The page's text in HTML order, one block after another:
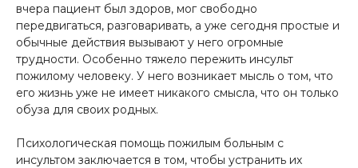
вчера пациент был здоров, мог свободно
передвигаться, разговаривать, а уже сегодня простые и
обычные действия вызывают у него огромные
трудности. Особенно тяжело пережить инсульт
пожилому человеку. У него возникает мысль о том, что
его жизнь уже не имеет никакого смысла, что он только
обуза для своих родных.
Психологическая помощь пожилым больным с
инсультом заключается в том, чтобы устранить их